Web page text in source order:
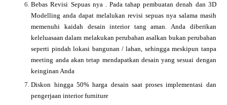
Bebas Revisi Sepuas nya . Pada tahap pembuatan denah dan 3D
Modelling anda dapat melalukan revisi sepuas nya salama masih
memenuhi kaidah desain interior tang aman. Anda diberikan
keleluasaan dalam melakukan perubahan asalkan bukan perubahan
seperti pindah lokasi bangunan / lahan, sehingga meskipun tanpa
meeting anda akan tetap mendapatkan desain yang sesuai dengan
keinginan Anda
Diskon hingga 50% harga desain saat proses implementasi dan
pengerjaan interior furniture